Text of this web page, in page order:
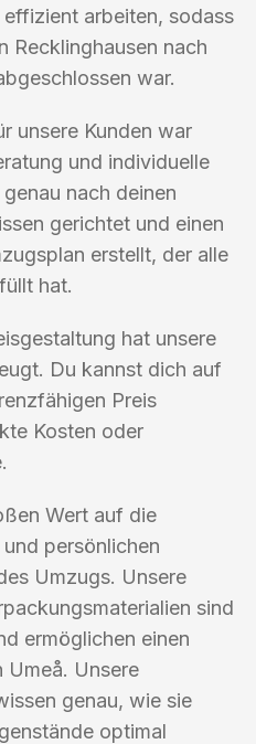
arbeiten, sodass
Recklinghausen nach
war.
unsere Kunden war
und individuelle
nach deinen
gerichtet und einen
erstellt, der alle
hat.
hat unsere
Du kannst dich auf
Preis
Kosten oder
Wert auf die
persönlichen
Umzugs. Unsere
sind
ermöglichen einen
Umeå. Unsere
genau, wie sie
optimal